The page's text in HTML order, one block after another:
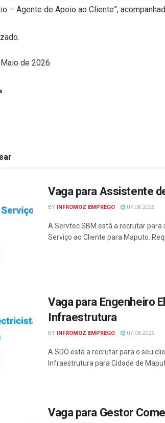
– Agente de Apoio ao Cliente”,
de 2026.
Vaga para Assistente
BY INFROMOZ EMPREGO 07.08.2026
A Servtec SBM está a recrutar
Serviço ao Cliente para Maputo.
Vaga para Engenheiro
Infraestrutura
BY INFROMOZ EMPREGO 07.08.2026
A SDO está a recrutar para o seu
Infraestrutura para Cidade de
Vaga para Gestor